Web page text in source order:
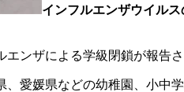
インフルエンザウイル
ンザによる学級閉鎖が報告さ
愛媛県などの幼稚園、小